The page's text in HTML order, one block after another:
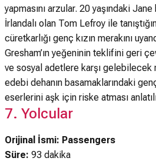
yapmasını arzular. 20 yaşındaki
İrlandalı olan Tom Lefroy ile
cüretkarlığı genç kızın merakını
Gresham’ın yeğeninin teklifini geri
ve sosyal adetlere karşı gelebilecek
edebi dehanın basamaklarındaki
eserlerini aşk için riske atması
7. Yolcular
Orijinal İsmi: Passengers
Süre: 93 dakika